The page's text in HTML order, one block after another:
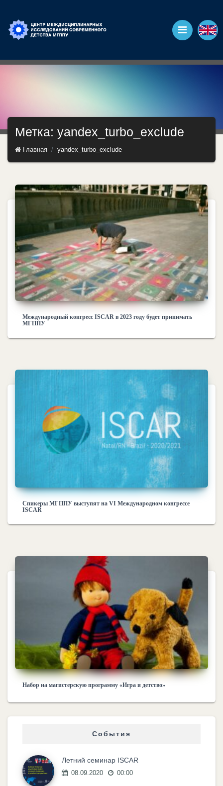
Метка: yandex_turbo_exclude
Главная yandex_turbo_exclude
Международный конгресс ISCAR в 2023 году будет принимать
МГППУ
Спикеры МГППУ выступят на VI Международном конгрессе
ISCAR
Набор на магистерскую программу «Игра и детство»
События
Летний семинар ISCAR
08.09.2020 00:00